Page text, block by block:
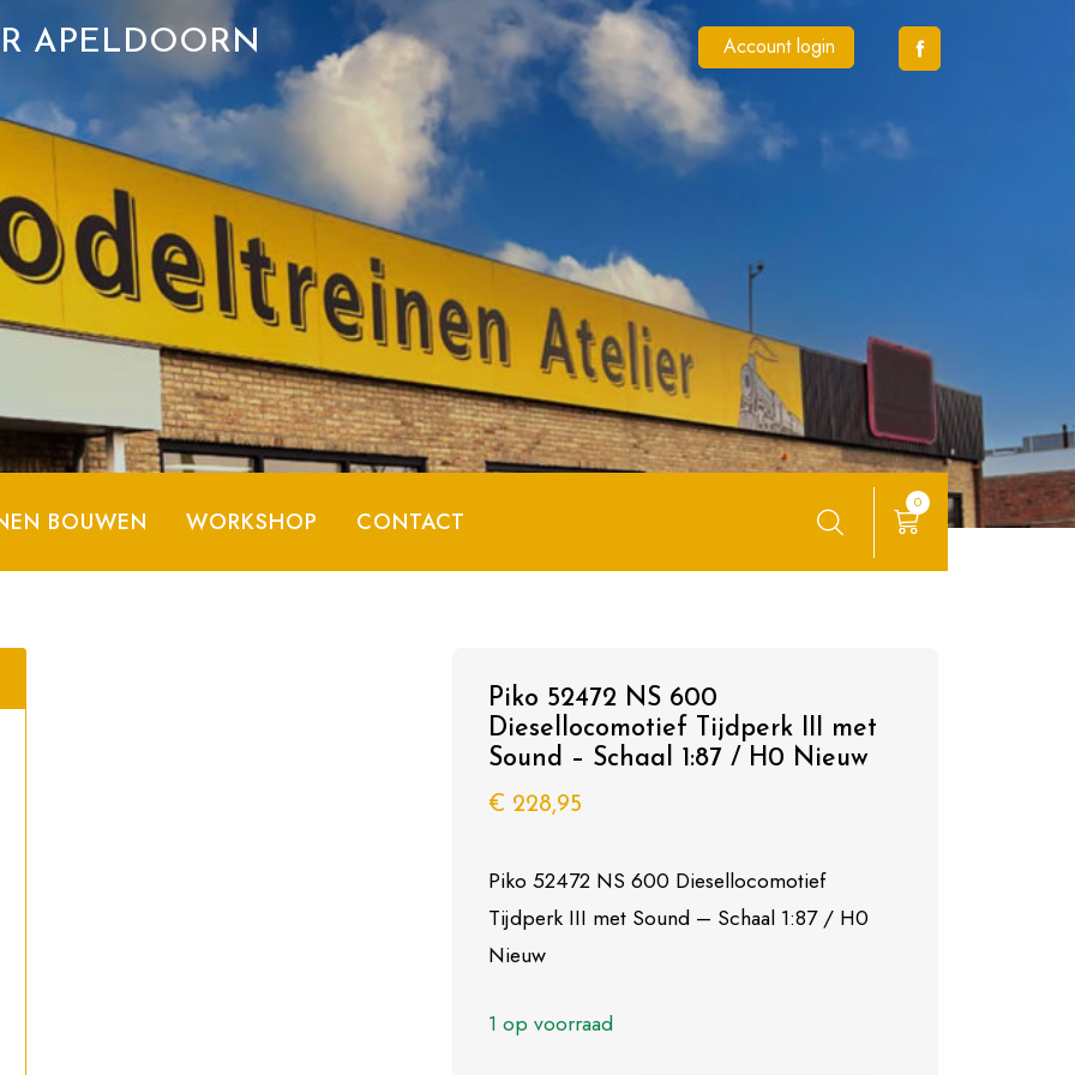
APELDOORN Account login
BOUWEN WORKSHOP CONTACT
0
Piko 52472 NS 600
Diesellocomotief Tijdperk III met
Sound – Schaal 1:87 / H0 Nieuw
€ 228,95
Piko 52472 NS 600 Diesellocomotief
Tijdperk III met Sound – Schaal 1:87 / H0
Nieuw
1 op voorraad